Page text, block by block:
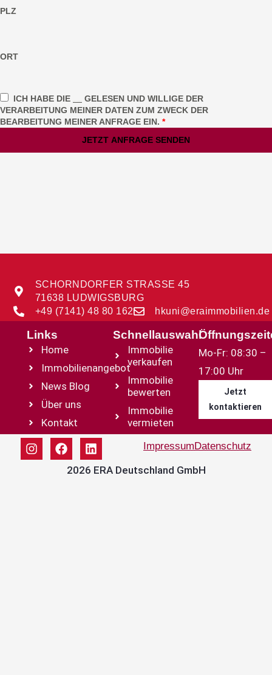
PLZ
ORT
ICH HABE DIE
GELESEN UND WILLIGE DER
VERARBEITUNG MEINER DATEN ZUM ZWECK DER
BEARBEITUNG MEINER ANFRAGE EIN. *
JETZT ANFRAGE SENDEN
SCHORNDORFER STRASSE 45
71638 LUDWIGSBURG
+49 (7141) 48 80 162
hkuni@eraimmobilien.de
Links
Home
Immobilienangebot
News Blog
Über uns
Kontakt
Schnellauswahl
Immobilie
verkaufen
Immobilie
bewerten
Immobilie
vermieten
Mo-Fr: 08:30 –
17:00 Uhr
Jetzt
kontaktieren
ImpressumDatenschutz
2026 ERA Deutschland GmbH